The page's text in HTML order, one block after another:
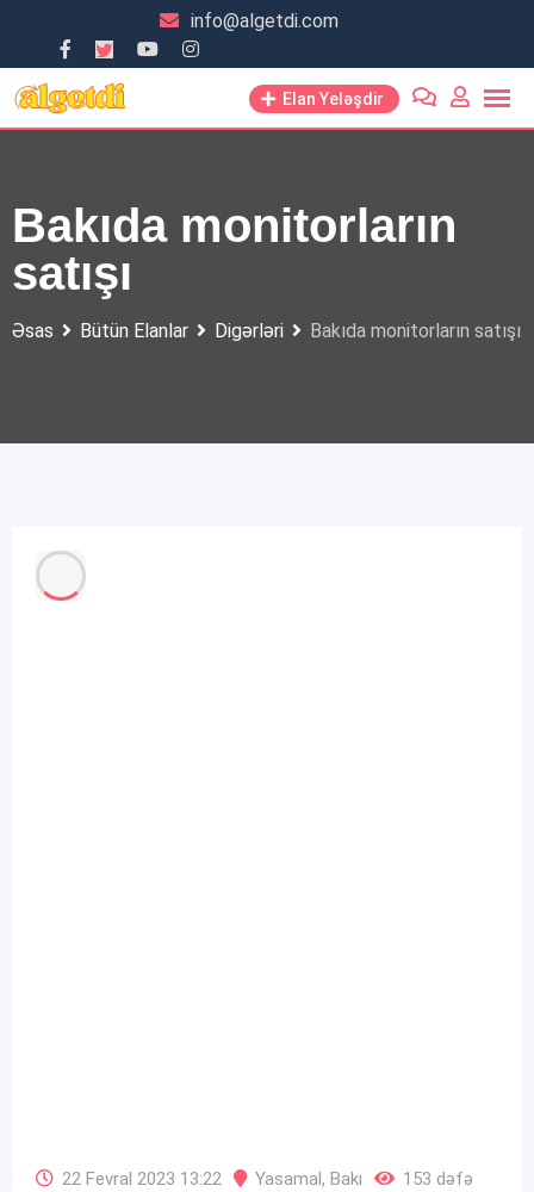
content
info@algetdi.com
Elan Yeləşdir
Bakıda monitorların
satışı
Əsas Bütün Elanlar Digərləri Bakıda monitorların satışı
22 Fevral 2023 13:22 Yasamal, Bakı
153 dəfə